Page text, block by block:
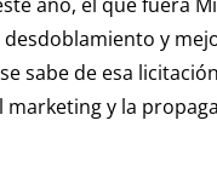
y
sabe de esa
y la